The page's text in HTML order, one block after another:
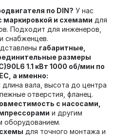
по DIN? У нас
и схемами для
Подходит для инженеров,
снабженцев.
габаритные,
размеры
1.1 кВт 1000 об/мин по
а именно:
: длина вала, высота до центра
отверстия, фланец.
с насосами,
и другим
оборудованием.
для точного монтажа и